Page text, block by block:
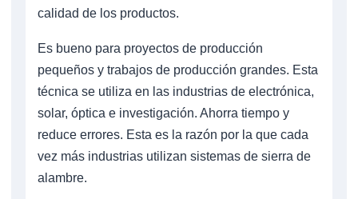
calidad de los productos.
Es bueno para proyectos de producción
pequeños y trabajos de producción grandes. Esta
técnica se utiliza en las industrias de electrónica,
solar, óptica e investigación. Ahorra tiempo y
reduce errores. Esta es la razón por la que cada
vez más industrias utilizan sistemas de sierra de
alambre.